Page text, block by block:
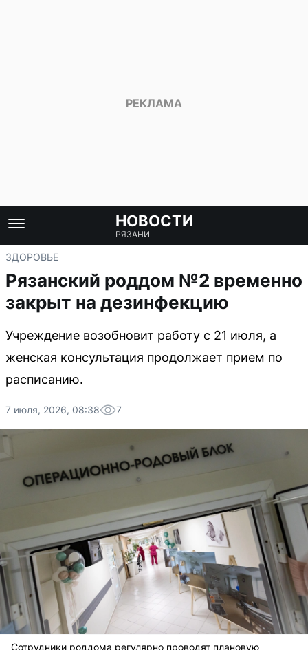
НОВОСТИ
РЯЗАНИ
ЗДОРОВЬЕ
Рязанский роддом №2 временно
закрыт на дезинфекцию
Учреждение возобновит работу с 21 июля, а
женская консультация продолжает прием по
расписанию.
7 июля, 2026, 08:38 7
Сотрудники роддома регулярно проводят плановую